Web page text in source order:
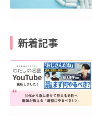
新着記事